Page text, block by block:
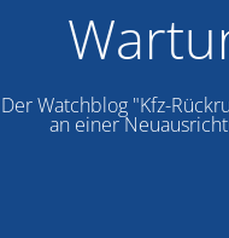
Der Watchblog "Kfz-
an einer